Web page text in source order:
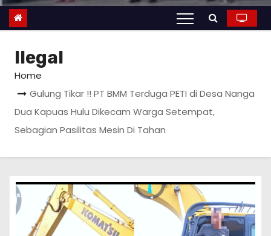
Ilegal
Home
Gulung Tikar !! PT BMM Terduga PETI di Desa Nanga
Dua Kapuas Hulu Dikecam Warga Setempat,
Sebagian Pasilitas Mesin Di Tahan